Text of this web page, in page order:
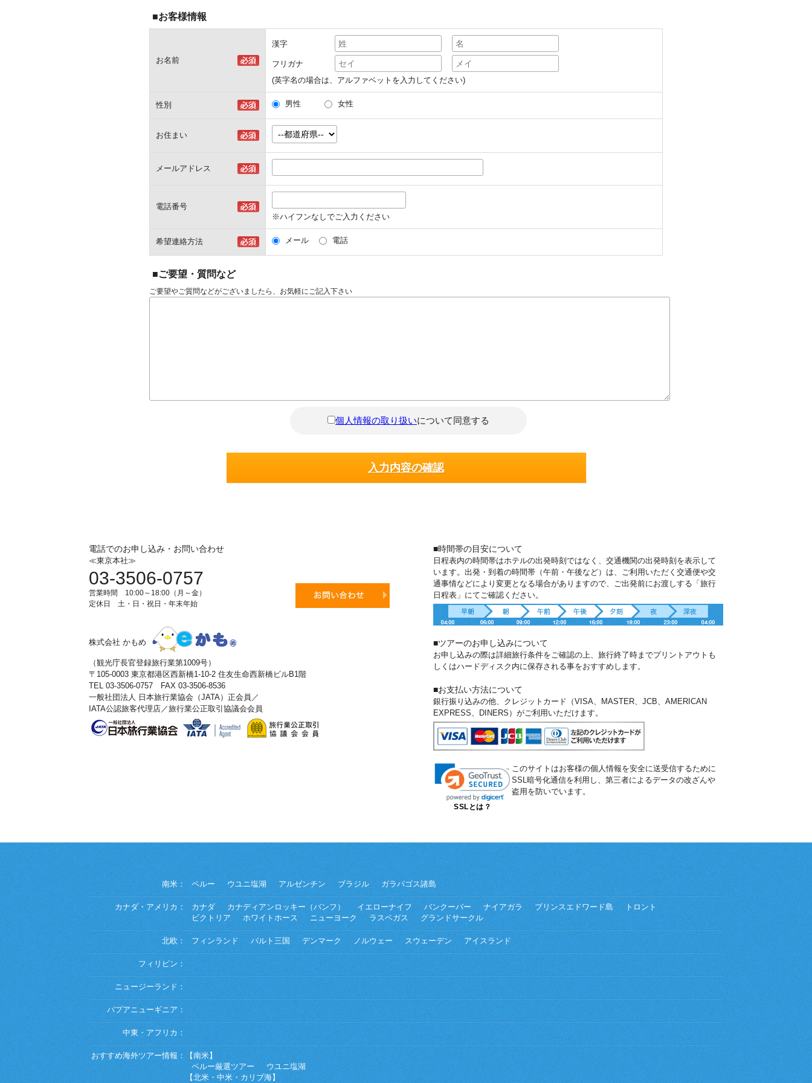
■お客様情報
お名前
漢字
フリガナ
(英字名の場合は、アルファベットを入力してください)
性別 男性 女性
お住まい
メールアドレス
電話番号
※ハイフンなしでご入力ください
希望連絡方法 メール 電話
■ご要望・質問など
ご要望やご質問などがございましたら、お気軽にご記入下さい
個人情報の取り扱いについて同意する
電話でのお申し込み・お問い合わせ
≪東京本社≫
03-3506-0757
営業時間 10:00～18:00（月～金）
定休日 土・日・祝日・年末年始
株式会社 かもめ
（観光庁長官登録旅行業第1009号）
〒105-0003 東京都港区西新橋1-10-2 住友生命西新橋ビルB1階
TEL 03-3506-0757 FAX 03-3506-8536
一般社団法人 日本旅行業協会（JATA）正会員／
IATA公認旅客代理店／旅行業公正取引協議会会員
■時間帯の目安について
日程表内の時間帯はホテルの出発時刻ではなく、交通機関の出発時刻を表示して
います。出発・到着の時間帯（午前・午後など）は、ご利用いただく交通便や交
通事情などにより変更となる場合がありますので、ご出発前にお渡しする「旅行
日程表」にてご確認ください。
■ツアーのお申し込みについて
お申し込みの際は詳細旅行条件をご確認の上、旅行終了時までプリントアウトも
しくはハードディスク内に保存される事をおすすめします。
■お支払い方法について
銀行振り込みの他、クレジットカード（VISA、MASTER、JCB、AMERICAN
EXPRESS、DINERS）がご利用いただけます。
SSLとは？
このサイトはお客様の個人情報を安全に送受信するために
SSL暗号化通信を利用し、第三者によるデータの改ざんや
盗用を防いでいます。
南米： ペルー ウユニ塩湖 アルゼンチン ブラジル ガラパゴス諸島
カナダ・アメリカ： カナダ カナディアンロッキー（バンフ） イエローナイフ バンクーバー ナイアガラ プリンスエドワード島
トロント
ビクトリア
ホワイトホース ニューヨーク ラスベガス グランドサークル
北欧： フィンランド バルト三国 デンマーク ノルウェー スウェーデン アイスランド
フィリピン：
ニュージーランド：
パプアニューギニア：
中東・アフリカ：
おすすめ海外ツアー情報：
【南米】
ペルー厳選ツアー
ウユニ塩湖
【北米・中米・カリブ海】